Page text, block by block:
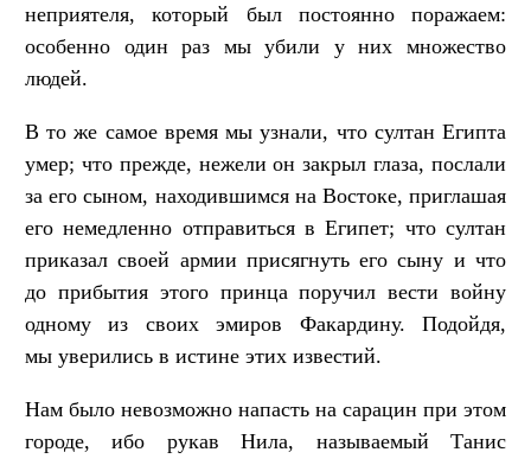
неприятеля, который был постоянно поражаем:
особенно один раз мы убили у них множество
людей.
В то же самое время мы узнали, что султан Египта
умер; что прежде, нежели он закрыл глаза, послали
за его сыном, находившимся на Востоке, приглашая
его немедленно отправиться в Египет; что султан
приказал своей армии присягнуть его сыну и что
до прибытия этого принца поручил вести войну
одному из своих эмиров Факардину. Подойдя,
мы уверились в истине этих известий.
Нам было невозможно напасть на сарацин при этом
городе, ибо рукав Нила, называемый Танис